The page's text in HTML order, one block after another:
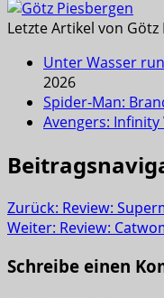
Letzte Artikel von Götz
Unter Wasser
2026
Spider-Man:
Avengers: Infinity
Zurück: Review:
Weiter: Review:
Schreibe einen